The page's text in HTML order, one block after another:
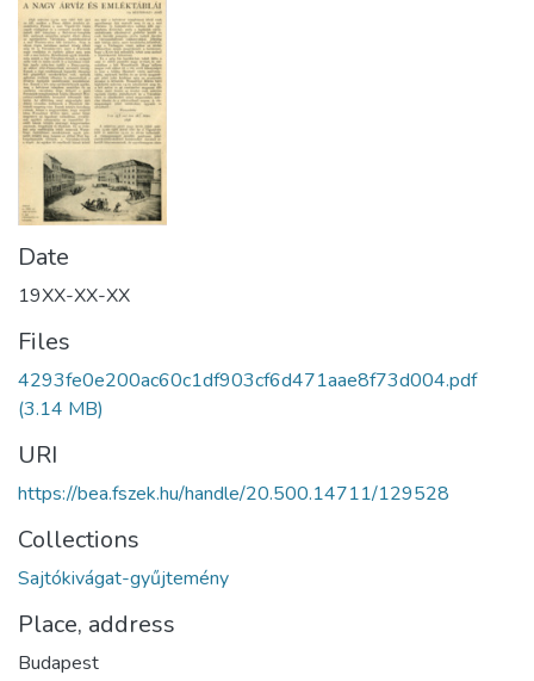
About us
Date
19XX-XX-XX
Files
4293fe0e200ac60c1df903cf6d471aae8f73d004.pdf
(3.14 MB)
URI
https://bea.fszek.hu/handle/20.500.14711/129528
Collections
Sajtókivágat-gyűjtemény
Place, address
Budapest